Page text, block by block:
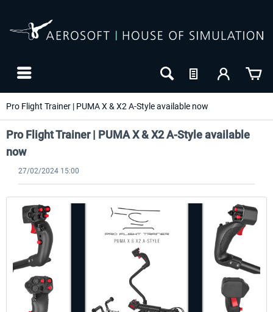
Pro Flight Trainer | PUMA X & X2 A-Style available now
Pro Flight Trainer | PUMA X & X2 A-Style available
now
27/02/2024 15:00